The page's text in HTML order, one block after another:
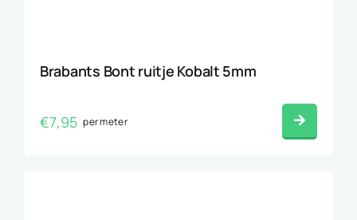
Brabants Bont ruitje Kobalt 5mm
€7,95 per meter